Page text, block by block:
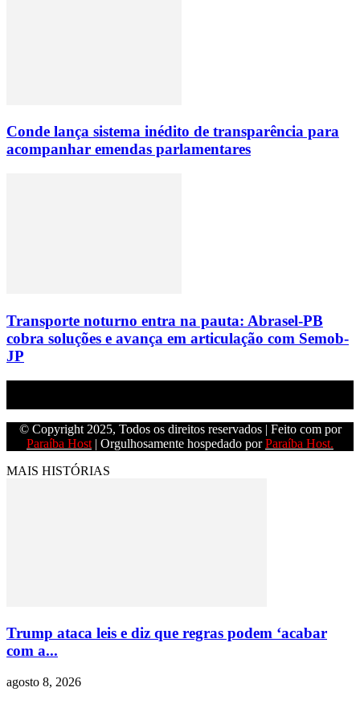
Conde lança sistema inédito de transparência para
acompanhar emendas parlamentares
Transporte noturno entra na pauta: Abrasel-PB
cobra soluções e avança em articulação com Semob-
JP
© Copyright 2025, Todos os direitos reservados | Feito com por
Paraíba Host | Orgulhosamente hospedado porParaíba Host.
MAIS HISTÓRIAS
Trump ataca leis e diz que regras podem ‘acabar
com a...
agosto 8, 2026